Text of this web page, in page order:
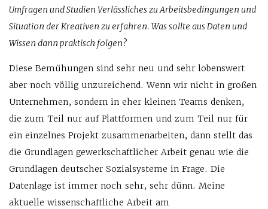
Umfragen und Studien Verlässliches zu Arbeitsbedingungen und
Situation der Kreativen zu erfahren. Was sollte aus Daten und
Wissen dann praktisch folgen?
Diese Bemühungen sind sehr neu und sehr lobenswert
aber noch völlig unzureichend. Wenn wir nicht in großen
Unternehmen, sondern in eher kleinen Teams denken,
die zum Teil nur auf Plattformen und zum Teil nur für
ein einzelnes Projekt zusammenarbeiten, dann stellt das
die Grundlagen gewerkschaftlicher Arbeit genau wie die
Grundlagen deutscher Sozialsysteme in Frage. Die
Datenlage ist immer noch sehr, sehr dünn. Meine
aktuelle wissenschaftliche Arbeit am